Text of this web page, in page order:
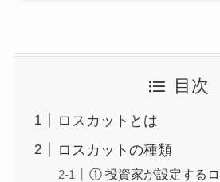
目次
ロスカットとは
ロスカットの種類
① 投資家が設定する